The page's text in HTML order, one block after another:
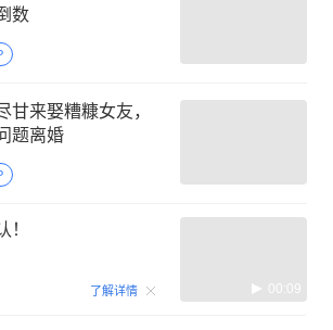
数
甘来娶糟糠女友，
题离婚
！
了解详情 00:09